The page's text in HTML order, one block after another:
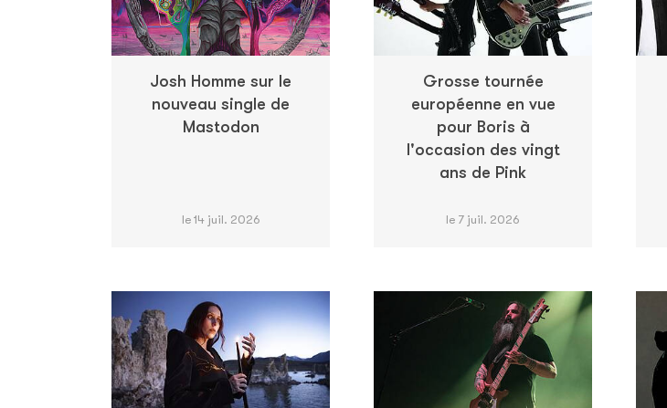
Josh Homme sur le
nouveau single de
Mastodon
le 14 juil. 2026
Grosse tournée
européenne en vue
pour Boris à
l'occasion des vingt
ans de Pink
le 7 juil. 2026